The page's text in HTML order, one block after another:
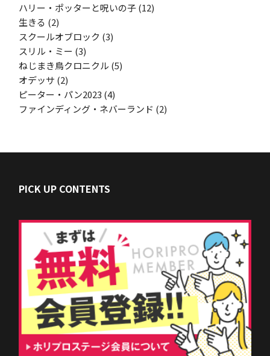
ハリー・ポッターと呪いの子(12)
生きる (2)
スクールオブロック (3)
スリル・ミー (3)
ねじまき鳥クロニクル (5)
オデッサ (2)
ピーター・パン2023 (4)
ファインディング・ネバーランド (2)
PICK UP CONTENTS